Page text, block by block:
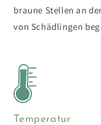
braune Stellen an
von Schädlingen
Temperatur